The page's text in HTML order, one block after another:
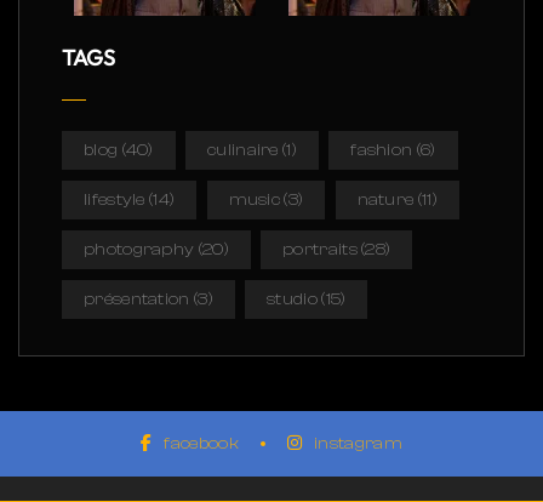
TAGS
blog (40) culinaire (1) fashion (6)
lifestyle (14) music(3) nature (11)
photography (20) portraits(28)
présentation (3) studio(15)
facebook instagram